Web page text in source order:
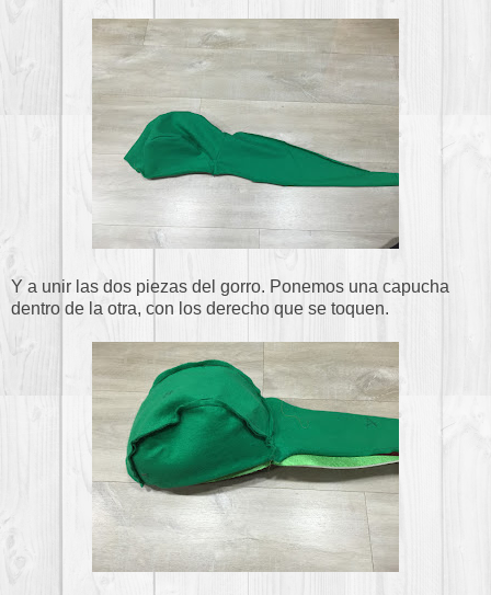
Y a unir las dos piezas del gorro. Ponemos una capucha
dentro de la otra, con los derecho que se toquen.